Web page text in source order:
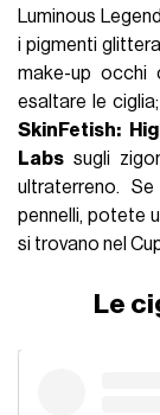
Luminous
i pigmenti
make-up occhi
esaltare le
SkinFetish:
Labs sugli
ultraterreno.
pennelli, potete
si trovano nel
Le